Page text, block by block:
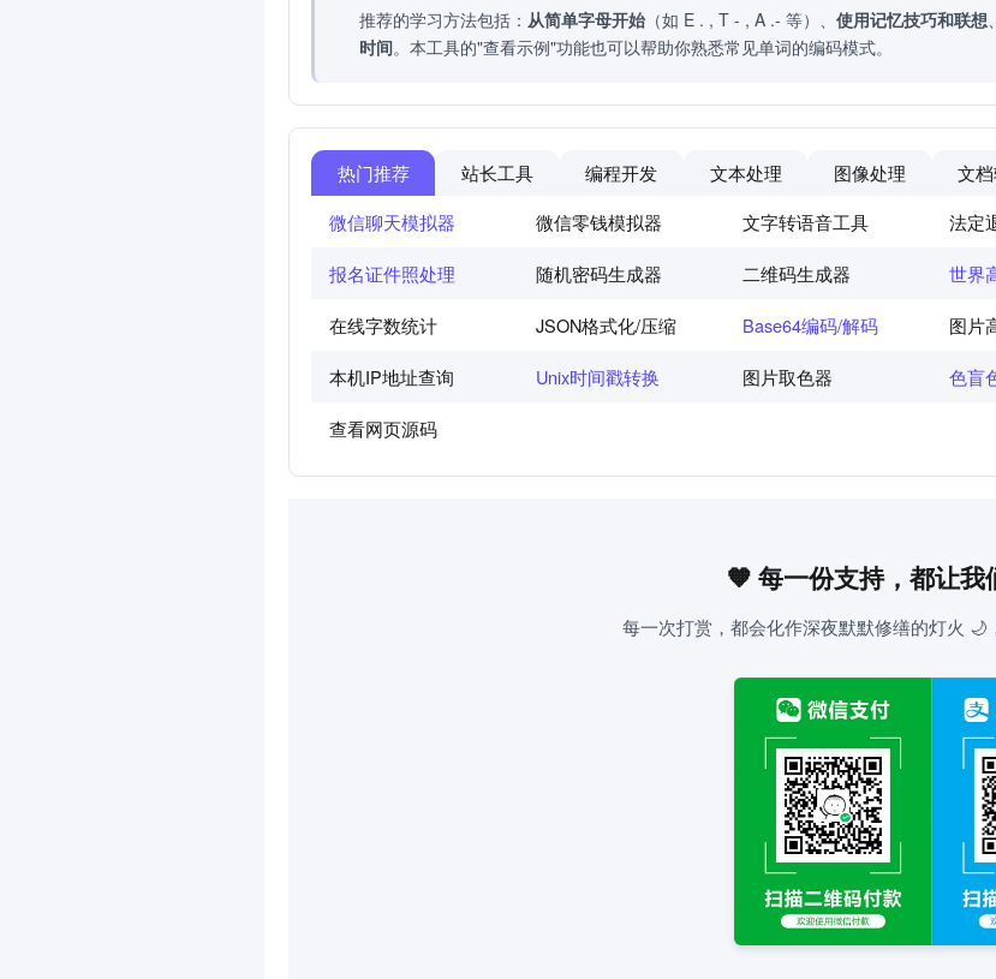
推荐的学习方法包括： 从简单字母开始 （如 E . , T - , A .- 等）、 使用记忆技巧和联想、
时间。本工具的"查看示例"功能也可以帮助你熟悉常见单词的编码模式。
热门推荐 站长工具 编程开发 文本处理 图像处理 文
微信聊天模拟器
微信零钱模拟器 文字转语音工具 法定
报名证件照处理 随机密码生成器 二维码生成器 世界
在线字数统计 JSON格式化/压缩 Base64编码/解码 图片
本机IP地址查询 Unix时间戳转换 图片取色器 色盲
查看网页源码
🧡 每一份支持，都让我
每一次打赏，都会化作深夜默默修缮的灯火 🌙